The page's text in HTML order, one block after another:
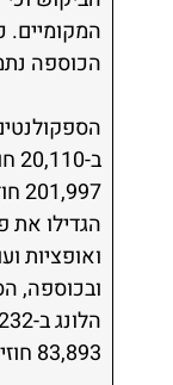
המקומיים. ככל
הכוספה נתמכים
הספקולנטים
ב-20,110
201,997
ובכוספה,
הלונג